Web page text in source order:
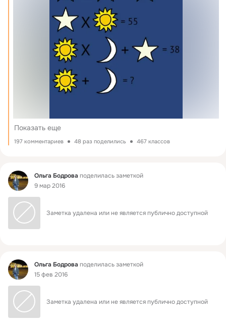
Показать еще
197 комментариев 48 раз поделились 467 классов
Фид Ольга Бодрова поделилась заметкой
9 мар 2016
Заметка удалена или не является публично доступной
Фид Ольга Бодрова поделилась заметкой
15 фев 2016
Заметка удалена или не является публично доступной